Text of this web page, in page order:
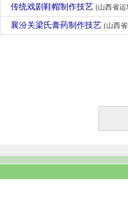
传统戏剧鞋帽制作技艺 (山西省
襄汾关梁氏膏药制作技艺 (山西